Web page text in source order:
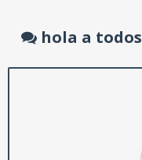
hola a todos